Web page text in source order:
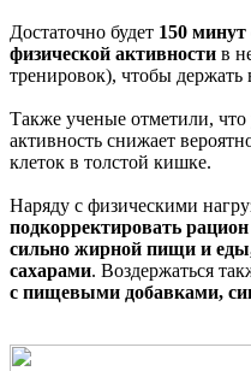
Достаточно будет 150 минут
физической активности в
тренировок), чтобы держать
Также ученые отметили, что
активность снижает
клеток в толстой кишке.
Наряду с физическими
подкорректировать
сильно жирной пищи и
сахарами. Воздержаться
с пищевыми добавками,